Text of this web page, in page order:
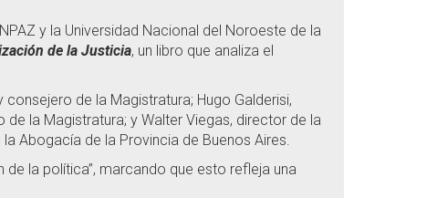
y la Universidad Nacional del Noroeste de la
de la Justicia, un libro que analiza el
de la Magistratura; Hugo Galderisi,
la Magistratura; y Walter Viegas, director de la
Abogacía de la Provincia de Buenos Aires.
la política”, marcando que esto refleja una